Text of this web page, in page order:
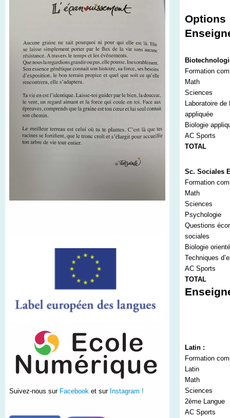
Suivez-nous sur Facebook et sur Instagram !
Options
Formation
Math
Sciences
Laboratoire de
appliquée
Biologie
AC Sports
TOTAL
Sc. Sociales
Formation
Math
Sciences
Psychologie
Questions
sociales
Biologie
Techniques
AC Sports
TOTAL
Latin :
Formation
Latin
Math
Sciences
2ème Langue
AC Sports